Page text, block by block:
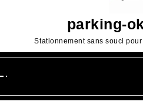
parking-
Stationnement sans souci